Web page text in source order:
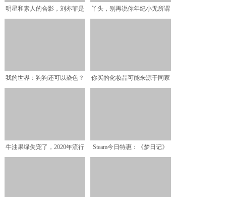
明星和素人的合影，刘亦菲是
丫头，别再说你年纪小无所谓
我的世界：狗狗还可以染色？
你买的化妆品可能来源于同家
牛油果绿失宠了，2020年流行
Steam今日特惠：《梦日记》